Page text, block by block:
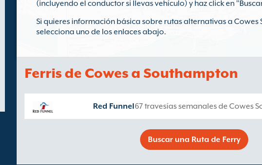
(incluyendo el conductor si llevas vehículo) y haz click en
Si quieres información básica sobre rutas alternativas a
selecciona uno de los enlaces abajo.
Ferris de Cowes a Southampton
Red Funnel67 travesías semanales de Cowes
Buscar una Ruta de Ferry